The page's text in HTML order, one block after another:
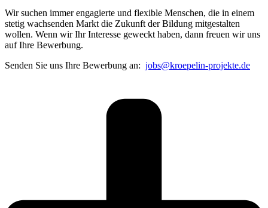
Wir suchen immer engagierte und flexible Menschen, die in einem
stetig wachsenden Markt die Zukunft der Bildung mitgestalten
wollen. Wenn wir Ihr Interesse geweckt haben, dann freuen wir uns
auf Ihre Bewerbung.
Senden Sie uns Ihre Bewerbung an: jobs@kroepelin-projekte.de